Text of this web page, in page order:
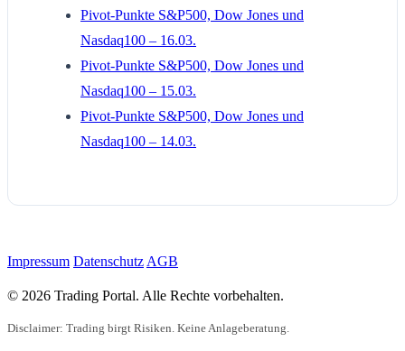
Pivot-Punkte S&P500, Dow Jones und
Nasdaq100 – 16.03.
Pivot-Punkte S&P500, Dow Jones und
Nasdaq100 – 15.03.
Pivot-Punkte S&P500, Dow Jones und
Nasdaq100 – 14.03.
Impressum Datenschutz AGB
© 2026 Trading Portal. Alle Rechte vorbehalten.
Disclaimer: Trading birgt Risiken. Keine Anlageberatung.